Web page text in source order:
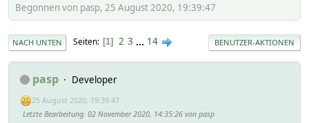
Begonnen von pasp, 25 August 2020, 19:39:47
NACH UNTEN Seiten 1 2 3 ... 14 BENUTZER-AKTIONEN
pasp Developer
25 August 2020, 19:39:47
Letzte Bearbeitung: 02 November 2020, 14:35:26 von pasp